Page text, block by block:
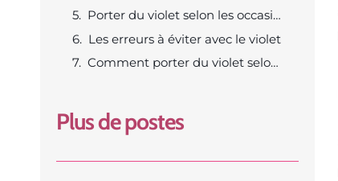
Porter du violet selon les occasions
Les erreurs à éviter avec le violet
Comment porter du violet selon votre silhouette et votre carnation
Plus de postes